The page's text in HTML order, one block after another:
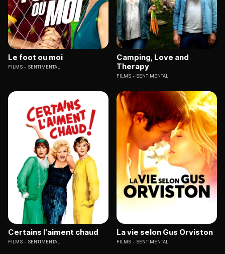
Le foot ou moi
FILMS SENTIMENTAL
Camping, Love and
Therapy
FILMS SENTIMENTAL
Certains l'aiment chaud
FILMS SENTIMENTAL
La vie selon Gus Orviston
FILMS SENTIMENTAL